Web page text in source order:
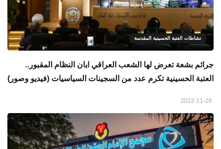
نشاطات العتبة الحسينية المقدسة
جرائم بشعة تعرض لها الشعب العراقي ابان النظام المقبور..
العتبة الحسينية تكرم عدد من السجينات السياسيات (فيديو وصور)